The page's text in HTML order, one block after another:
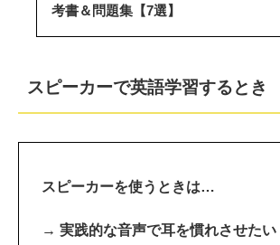
考書＆問題集【7選】
スピーカーで英語学習するとき
スピーカーを使うときは…
→ 実践的な音声で耳を慣れさせたい